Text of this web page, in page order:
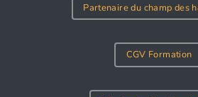
Partenaire du champ des
CGV Formation